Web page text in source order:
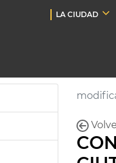
LA CIUDAD